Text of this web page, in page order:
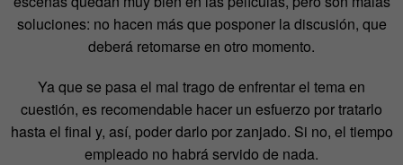
soluciones: no hacen más que posponer la discusión, que
deberá retomarse en otro momento.
Ya que se pasa el mal trago de enfrentar el tema en
cuestión, es recomendable hacer un esfuerzo por tratarlo
hasta el final y, así, poder darlo por zanjado. Si no, el tiempo
empleado no habrá servido de nada.